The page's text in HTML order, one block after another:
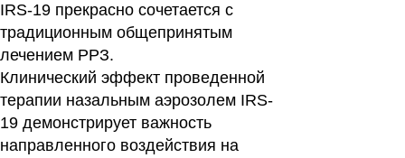
IRS-19 прекрасно сочетается с
традиционным общепринятым
лечением РРЗ.
Клинический эффект проведенной
терапии назальным аэрозолем IRS-
19 демонстрирует важность
направленного воздействия на